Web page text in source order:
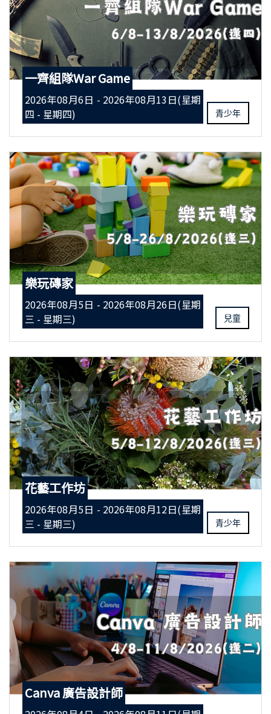
一齊組隊War Game
2026年08月6日 - 2026年08月13日(星期
四 - 星期四)
青少年
樂玩磚家
2026年08月5日 - 2026年08月26日(星期
三 - 星期三)
兒童
花藝工作坊
2026年08月5日 - 2026年08月12日(星期
三 - 星期三)
青少年
Canva 廣告設計師